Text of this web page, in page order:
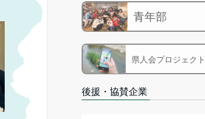
青年部
県人会プロジェクト
後援・協賛企業